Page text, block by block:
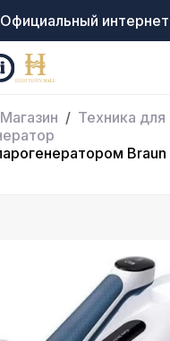
Официальный
Магазин
Техника